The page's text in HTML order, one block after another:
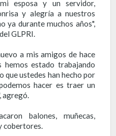
esposa y un servidor,
y alegría a nuestros
ya durante muchos años",
GLPRI.
a mis amigos de hace
hemos estado trabajando
que ustedes han hecho por
hacer es traer un
agregó.
balones, muñecas,
cobertores.